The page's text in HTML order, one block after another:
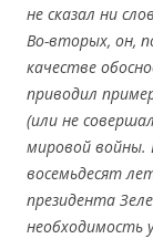
не сказал ни
Во-вторых, он,
качестве
приводил
(или не
мировой войны.
восемьдесят
президента
необходимость